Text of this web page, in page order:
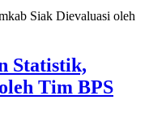
Statistik,
Tim BPS